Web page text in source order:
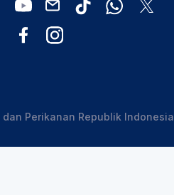
Perikanan Republik Indonesia